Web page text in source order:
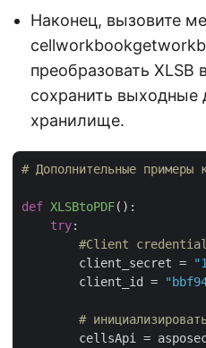
Наконец, вызовите
преобразовать XLSB
сохранить выходные
хранилище.
# Дополнительные
def XLSBtoPDF():
try:
#Client
        client_secret =
        client_id =
#
cellsApi =